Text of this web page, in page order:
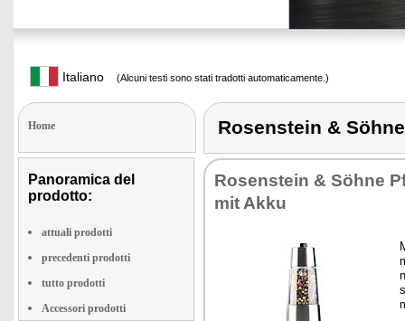
Italiano (Alcuni testi sono stati tradotti automaticamente.)
Home
Panoramica del
prodotto:
attuali prodotti
precedenti prodotti
tutto prodotti
Accessori prodotti
Rosenstein &
Ro­sen­stein & Söhne
mit Ak­ku